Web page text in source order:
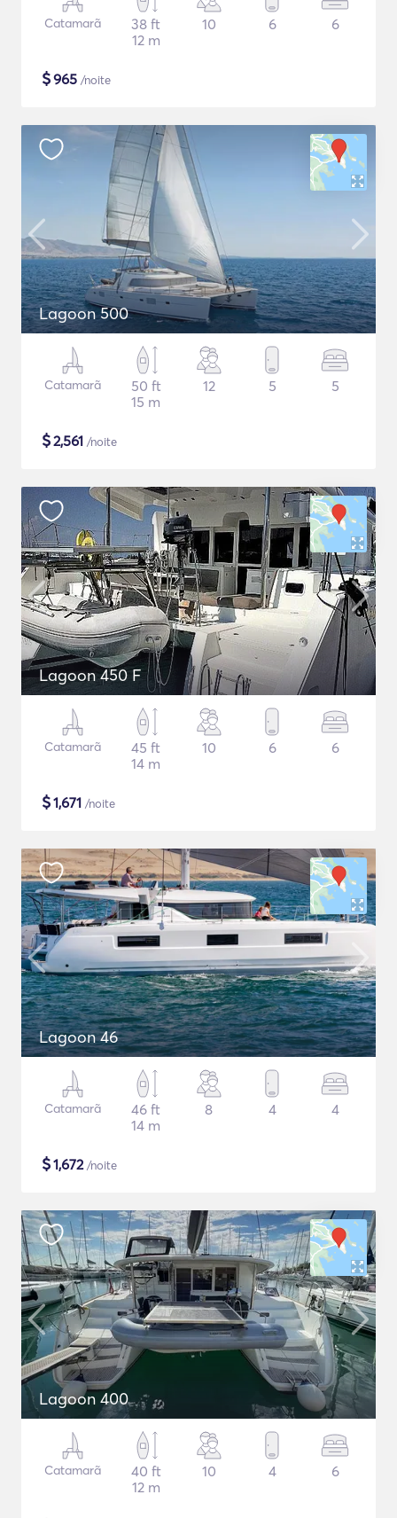
Catamarã
38 ft
12 m
10 6 6
$965 /noite
Lagoon 500
Catamarã
50 ft
15 m
12 5 5
$2,561 /noite
Lagoon 450 F
Catamarã
45 ft
14 m
10 6 6
$1,671 /noite
Lagoon 46
Catamarã
46 ft
14 m
8 4 4
$1,672/noite
Lagoon 400
Catamarã
40 ft
12 m
10 4 6